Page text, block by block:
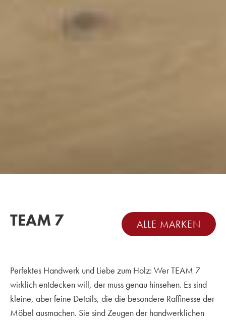
TEAM 7 ALLE MARKEN
Perfektes Handwerk und Liebe zum Holz: Wer TEAM 7
wirklich entdecken will, der muss genau hinsehen. Es sind
kleine, aber feine Details, die die besondere Raffinesse der
Möbel ausmachen. Sie sind Zeugen der handwerklichen